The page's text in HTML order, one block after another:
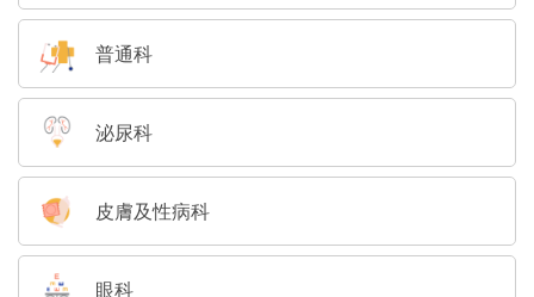
普通科
泌尿科
皮膚及性病科
眼科